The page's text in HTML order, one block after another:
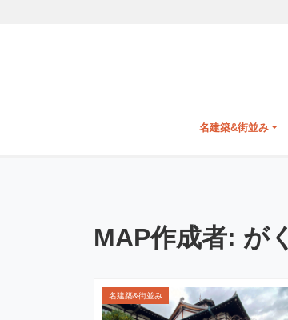
名建築&街並み
MAP作成者: がく
名建築&街並み